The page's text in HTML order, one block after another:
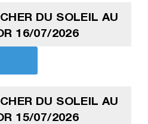
DU SOLEIL AU
16/07/2026
DU SOLEIL AU
15/07/2026